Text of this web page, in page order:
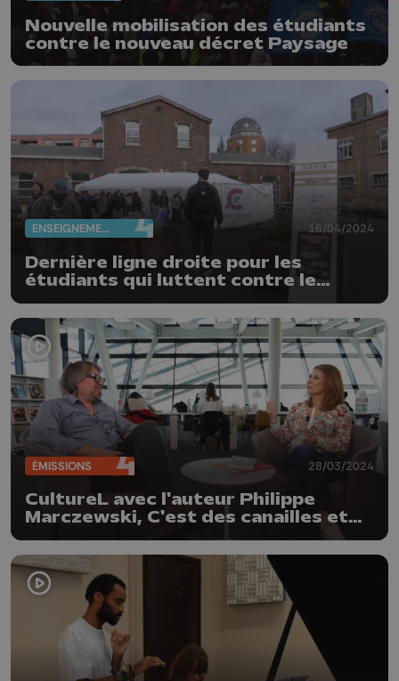
Nouvelle mobilisation des étudiants
contre le nouveau décret Paysage
ENSEIGNEMENT 16/04/2024
Dernière ligne droite pour les
étudiants qui luttent contre le
ÉMISSIONS 28/03/2024
CultureL avec l'auteur Philippe
Marczewski, C'est des canailles et
"Ubu Roi" par les Amphigouriques